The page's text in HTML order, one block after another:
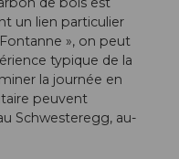
un lien particulier
», on peut
typique de la
la journée en
peuvent
Schwesteregg, au-